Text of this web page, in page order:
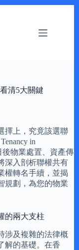
清5大關鍵
擇上，究竟該選聯
in
後物業處置、資產傳
深入剖析聯權共有
權轉名手續，並揭
規劃，為您的物業
的兩大支柱
涉及複雜的法律概
解的基礎。在香